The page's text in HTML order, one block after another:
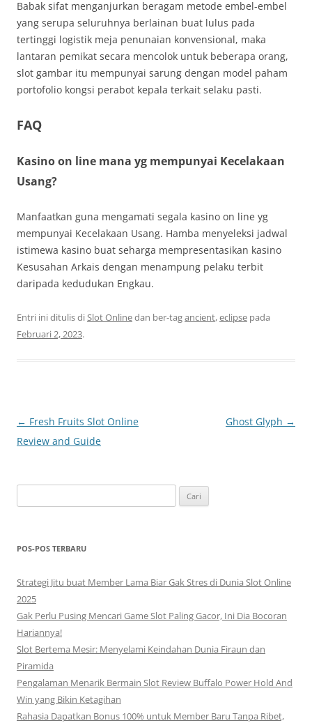
Babak sifat menganjurkan beragam metode embel-embel
yang serupa seluruhnya berlainan buat lulus pada
tertinggi logistik meja penunaian konvensional, maka
lantaran pemikat secara mencolok untuk beberapa orang,
slot gambar itu mempunyai sarung dengan model paham
portofolio kongsi perabot kepala terkait selaku pasti.
FAQ
Kasino on line mana yg mempunyai Kecelakaan
Usang?
Manfaatkan guna mengamati segala kasino on line yg
mempunyai Kecelakaan Usang. Hamba menyeleksi jadwal
istimewa kasino buat seharga mempresentasikan kasino
Kesusahan Arkais dengan menampung pelaku terbit
daripada kedudukan Engkau.
Entri ini ditulis diSlot Onlinedan ber-tagancient,eclipse pada
Februari 2, 2023.
Navigasi
Tulisan
← Fresh Fruits Slot Online
Review and Guide
Ghost Glyph →
untuk:
POS-POS TERBARU
Strategi Jitu buat Member Lama Biar Gak Stres di Dunia Slot Online
2025
Gak Perlu Pusing Mencari Game Slot Paling Gacor, Ini Dia Bocoran
Hariannya!
Slot Bertema Mesir: Menyelami Keindahan Dunia Firaun dan
Piramida
Pengalaman Menarik Bermain Slot Review Buffalo Power Hold And
Win yang Bikin Ketagihan
Rahasia Dapatkan Bonus 100% untuk Member Baru Tanpa Ribet,